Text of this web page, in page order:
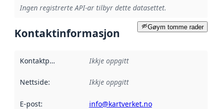
Ingen registrerte API-ar tilbyr dette datasettet.
Gøym tomme rader
Kontaktinformasjon
Kontaktpunkt Ikkje oppgitt
Nettside: Ikkje oppgitt
E-post: info@kartverket.no